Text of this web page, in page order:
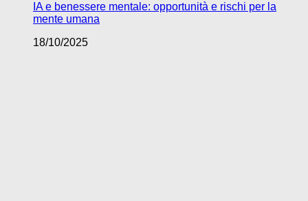
IA e benessere mentale: opportunità e rischi per la
mente umana
18/10/2025